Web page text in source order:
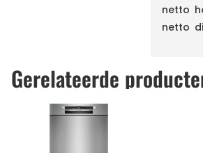
netto
netto
Gerelateerde